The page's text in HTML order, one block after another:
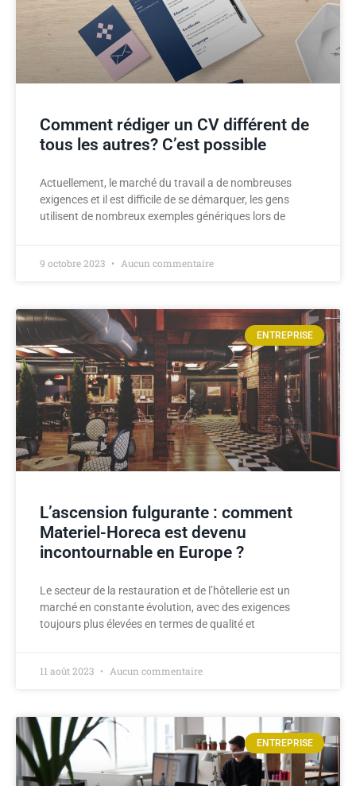
Comment rédiger un CV différent de
tous les autres? C’est possible
Actuellement, le marché du travail a de nombreuses
exigences et il est difficile de se démarquer, les gens
utilisent de nombreux exemples génériques lors de
9 octobre 2023 Aucun commentaire
ENTREPRISE
L’ascension fulgurante : comment
Materiel-Horeca est devenu
incontournable en Europe ?
Le secteur de la restauration et de l’hôtellerie est un
marché en constante évolution, avec des exigences
toujours plus élevées en termes de qualité et
11 août 2023 Aucun commentaire
ENTREPRISE